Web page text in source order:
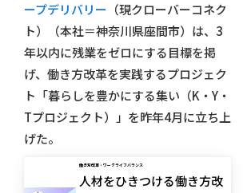
ープデリバリー （現クローバーコネク
ト）（本社＝神奈川県座間市）は、3
年以内に残業をゼロにする目標を掲
げ、働き方改革を実践するプロジェク
ト「暮らしを豊かにする集い（K・Y・
Tプロジェクト）」を昨年4月に立ち上
げた。
働き方改革・ワークライフバランス
人材をひきつける働き方改